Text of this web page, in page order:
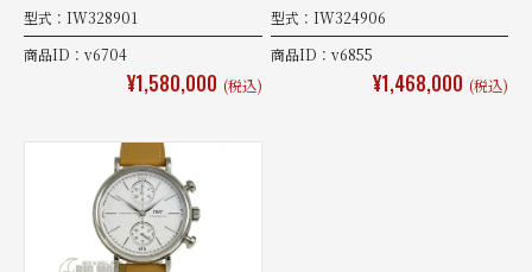
型式：IW328901
商品ID：v6704
¥1,580,000 (税込)
型式：IW324906
商品ID：v6855
¥1,468,000 (税込)